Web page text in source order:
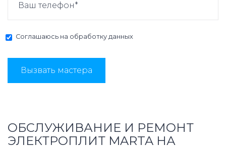
Соглашаюсь на обработку данных
Вызвать мастера
ОБСЛУЖИВАНИЕ И РЕМОНТ
ЭЛЕКТРОПЛИТ MARTA НА